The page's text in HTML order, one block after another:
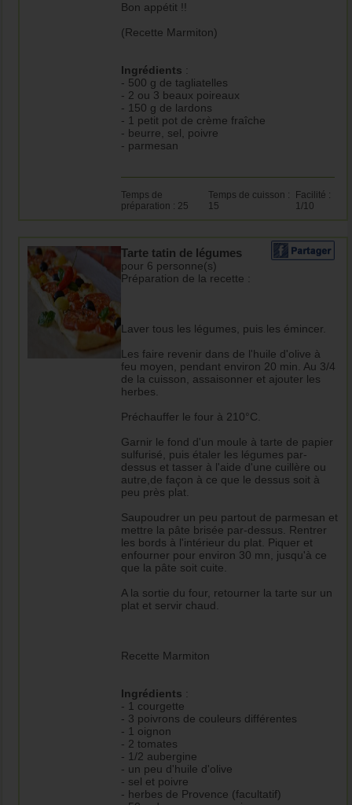
Bon appétit !!
(Recette Marmiton)
Ingrédients :
- 500 g de tagliatelles
- 2 ou 3 beaux poireaux
- 150 g de lardons
- 1 petit pot de crème fraîche
- beurre, sel, poivre
- parmesan
Temps de
préparation : 25
Temps de cuisson :
15
Facilité :
1/10
Tarte tatin de légumes
pour 6 personne(s)
Préparation de la recette :
Laver tous les légumes, puis les émincer.
Les faire revenir dans de l'huile d'olive à
feu moyen, pendant environ 20 min. Au 3/4
de la cuisson, assaisonner et ajouter les
herbes.
Préchauffer le four à 210°C.
Garnir le fond d'un moule à tarte de papier
sulfurisé, puis étaler les légumes par-
dessus et tasser à l'aide d'une cuillère ou
autre,de façon à ce que le dessus soit à
peu près plat.
Saupoudrer un peu partout de parmesan et
mettre la pâte brisée par-dessus. Rentrer
les bords à l'intérieur du plat. Piquer et
enfourner pour environ 30 mn, jusqu'à ce
que la pâte soit cuite.
A la sortie du four, retourner la tarte sur un
plat et servir chaud.
Recette Marmiton
Ingrédients :
- 1 courgette
- 3 poivrons de couleurs différentes
- 1 oignon
- 2 tomates
- 1/2 aubergine
- un peu d'huile d'olive
- sel et poivre
- herbes de Provence (facultatif)